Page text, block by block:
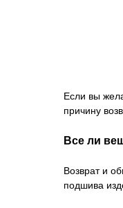
Если вы
причину
Все ли
Возврат и
подшива